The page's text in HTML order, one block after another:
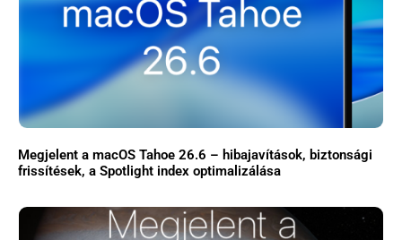
Megjelent a macOS Tahoe 26.6 – hibajavítások, biztonsági
frissítések, a Spotlight index optimalizálása